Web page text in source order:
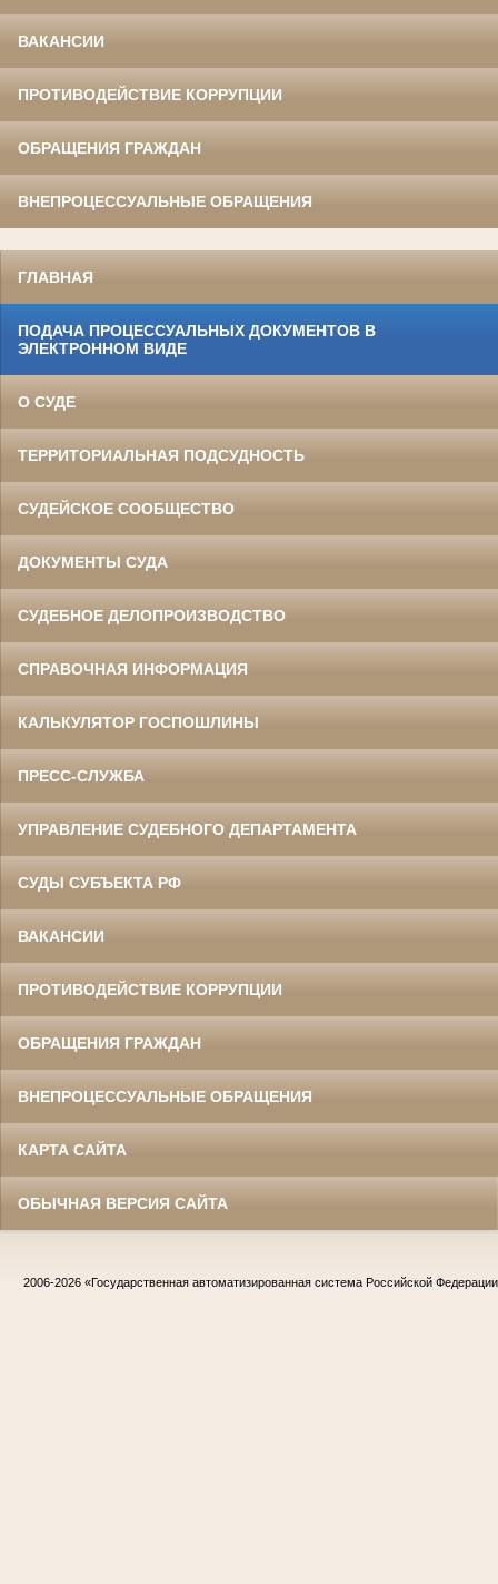
ВАКАНСИИ
ПРОТИВОДЕЙСТВИЕ КОРРУПЦИИ
ОБРАЩЕНИЯ ГРАЖДАН
ВНЕПРОЦЕССУАЛЬНЫЕ ОБРАЩЕНИЯ
ГЛАВНАЯ
ПОДАЧА ПРОЦЕССУАЛЬНЫХ ДОКУМЕНТОВ В
ЭЛЕКТРОННОМ ВИДЕ
О СУДЕ
ТЕРРИТОРИАЛЬНАЯ ПОДСУДНОСТЬ
СУДЕЙСКОЕ СООБЩЕСТВО
ДОКУМЕНТЫ СУДА
СУДЕБНОЕ ДЕЛОПРОИЗВОДСТВО
СПРАВОЧНАЯ ИНФОРМАЦИЯ
КАЛЬКУЛЯТОР ГОСПОШЛИНЫ
ПРЕСС-СЛУЖБА
УПРАВЛЕНИЕ СУДЕБНОГО ДЕПАРТАМЕНТА
СУДЫ СУБЪЕКТА РФ
ВАКАНСИИ
ПРОТИВОДЕЙСТВИЕ КОРРУПЦИИ
ОБРАЩЕНИЯ ГРАЖДАН
ВНЕПРОЦЕССУАЛЬНЫЕ ОБРАЩЕНИЯ
КАРТА САЙТА
ОБЫЧНАЯ ВЕРСИЯ САЙТА
2006-2026 «Государственная автоматизированная система Российской